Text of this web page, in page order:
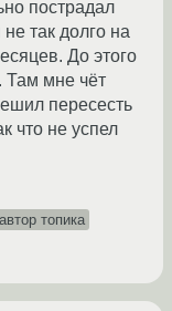
пострадал
так долго на
До этого
Там мне чёт
пересесть
что не успел
автор топика